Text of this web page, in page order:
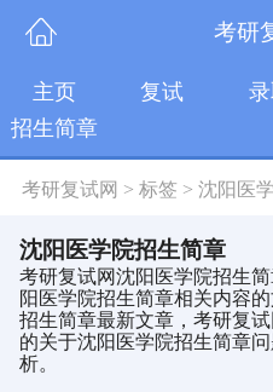
考研
主页 复试
招生简章
考研复试网 > 标签 > 沈阳医
沈阳医学院招生简章
考研复试网沈阳医学院招生
阳医学院招生简章相关内容
招生简章最新文章，考研复
的关于沈阳医学院招生简章
析。